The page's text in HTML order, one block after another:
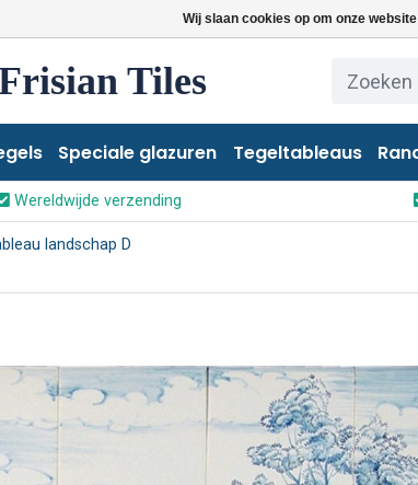
Wij slaan cookies op om onze
Tiles
Speciale glazuren Tegeltableaus
Wereldwijde verzending
landschap D